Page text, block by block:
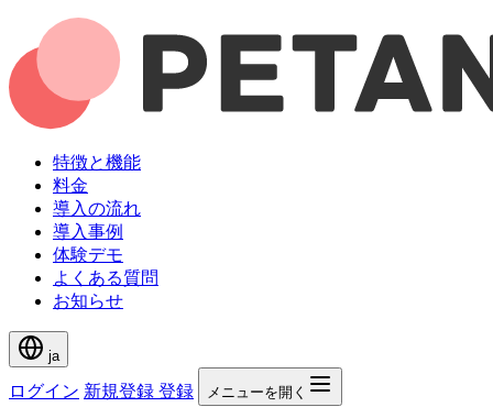
特徴と機能
料金
導入の流れ
導入事例
体験デモ
よくある質問
お知らせ
ja
ログイン 新規登録 登録 メニューを開く